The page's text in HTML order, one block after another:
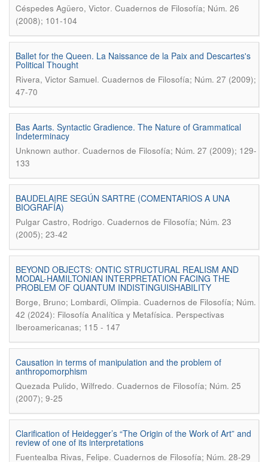
Céspedes Agüero, Victor. Cuadernos de Filosofía; Núm. 26
(2008); 101-104
Ballet for the Queen. La Naissance de la Paix and Descartes's
Political Thought
Rivera, Victor Samuel. Cuadernos de Filosofía; Núm. 27 (2009);
47-70
Bas Aarts. Syntactic Gradience. The Nature of Grammatical
Indeterminacy
Unknown author. Cuadernos de Filosofía; Núm. 27 (2009); 129-
133
BAUDELAIRE SEGÚN SARTRE (COMENTARIOS A UNA
BIOGRAFÍA)
Pulgar Castro, Rodrigo. Cuadernos de Filosofía; Núm. 23
(2005); 23-42
BEYOND OBJECTS: ONTIC STRUCTURAL REALISM AND
MODAL-HAMILTONIAN INTERPRETATION FACING THE
PROBLEM OF QUANTUM INDISTINGUISHABILITY
Borge, Bruno; Lombardi, Olimpia. Cuadernos de Filosofía; Núm.
42 (2024): Filosofía Analítica y Metafísica. Perspectivas
Iberoamericanas; 115 - 147
Causation in terms of manipulation and the problem of
anthropomorphism
Quezada Pulido, Wilfredo. Cuadernos de Filosofía; Núm. 25
(2007); 9-25
Clarification of Heidegger’s “The Origin of the Work of Art” and
review of one of its interpretations
Fuentealba Rivas, Felipe. Cuadernos de Filosofía; Núm. 28-29